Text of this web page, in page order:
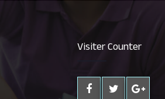
Visiter Counter